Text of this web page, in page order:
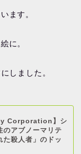
ます。
に。
しました。
Corporation】シ
のアブノーマリテ
た殺人者」のドッ